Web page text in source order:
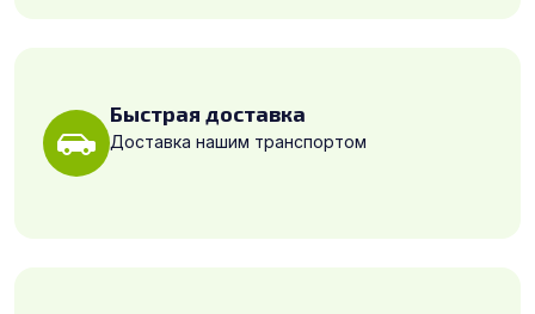
Быстрая доставка
Доставка нашим транспортом